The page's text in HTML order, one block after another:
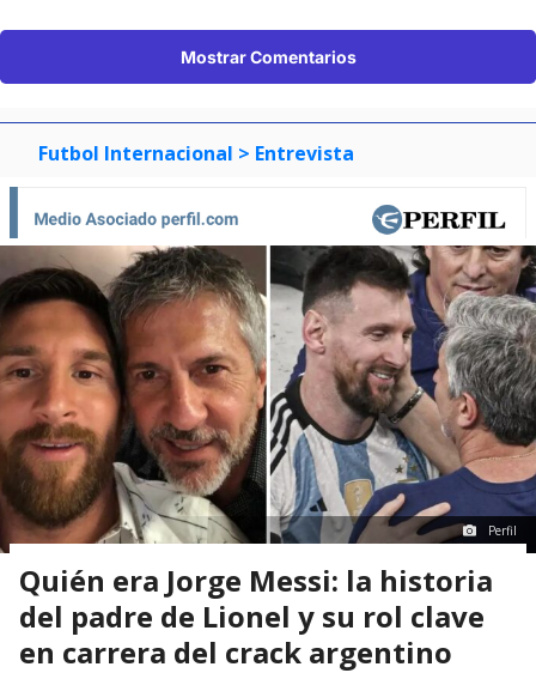
Mostrar Comentarios
Futbol Internacional > Entrevista
Perfil
Quién era Jorge Messi: la historia
del padre de Lionel y su rol clave
en carrera del crack argentino